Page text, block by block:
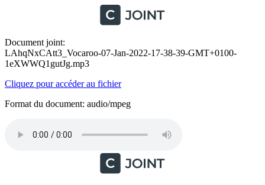
Document joint:
LAhqNxCAtt3_Vocaroo-07-Jan-2022-17-38-39-GMT+0100-
1eXWWQ1gutJg.mp3
Cliquez pour accéder au fichier
Format du document: audio/mpeg